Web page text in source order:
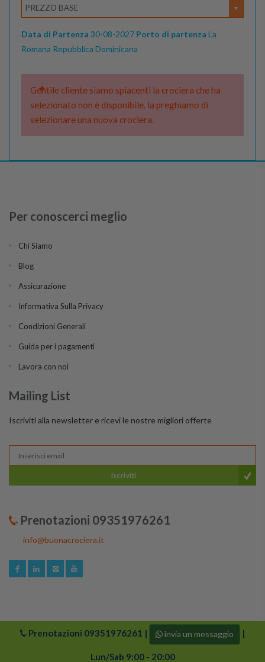
PREZZO BASE
Data di Partenza 30-08-2027 Porto di partenza La
Romana Repubblica Dominicana
Gentile cliente siamo spiacenti la crociera che ha
selezionato non è disponibile. la preghiamo di
selezionare una nuova crociera.
Per conoscerci meglio
Chi Siamo
Blog
Assicurazione
Informativa Sulla Privacy
Condizioni Generali
Guida per i pagamenti
Lavora con noi
Mailing List
Iscriviti alla newsletter e ricevi le nostre migliori offerte
Iscriviti
Prenotazioni 09351976261
info@buonacrociera.it
© 2024 buonacrociera | Tutti i diritti riservati. Logo di
Buonacrociera e i suoi partner sono protetti da copyright.
Prenotazioni 09351976261 | invia un messaggio |
Lun/Sab 9:00 - 20:00